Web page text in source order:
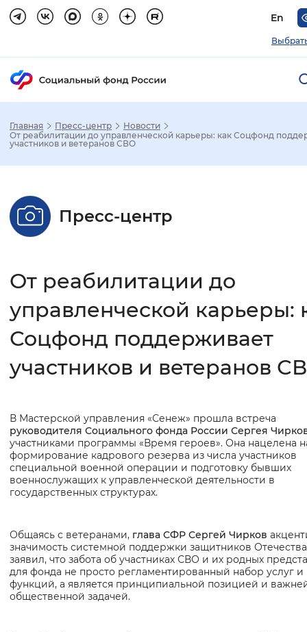
En
Настройка режима отображения
Стандартный
Интервал между буквами
Монохромный Инверсивный
Синий фон
Изображения
Звуковой ассистент
Воспроизвести Остановить
Главная Пресс-центр
Новости
От реабилитации до управленческой карьеры: как Соцфонд
участников и ветеранов СВО
Пресс-центр
От реабилитации до
управленческой карьеры:
Соцфонд поддерживает
участников и ветеранов
Основная
информация
В Мастерской управления «Сенеж» прошла встреча
руководителя Социального фонда России Сергея
участниками программы «Время героев». Она нацелена
формирование кадрового резерва из числа участников
специальной военной операции и подготовку бывших
военнослужащих к управленческой деятельности в
государственных структурах.
Общаясь с ветеранами, глава СФР Сергей Чирков
значимость системной поддержки защитников
заявил, что забота об участниках СВО и их родных
для фонда не просто регламентированный набор услуг и
функций, а является принципиальной позицией и
общественной задачей.